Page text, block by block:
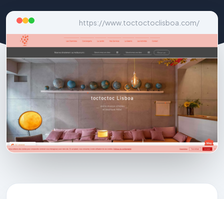
https://www.toctoctoclisboa.com/